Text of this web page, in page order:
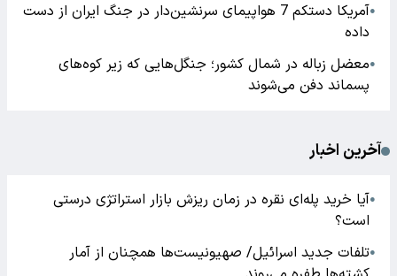
●
آمریکا دستکم 7 هواپیمای سرنشین‌دار در جنگ ایران از دست
داده
●معضل زباله در شمال کشور؛ جنگل‌هایی که زیر کوه‌های
پسماند دفن می‌شوند
آخرین اخبار
●آیا خرید پله‌ای نقره در زمان ریزش بازار استراتژی درستی
است؟
●تلفات جدید اسرائیل/ صهیونیست‌ها همچنان از آمار